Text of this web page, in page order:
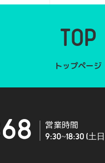
TOP
トップページ
営業時間
9:30~18:30 (土